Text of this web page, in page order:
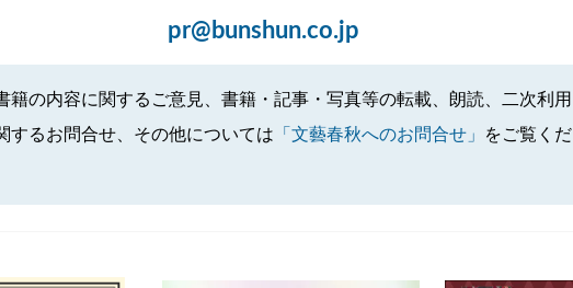
pr@bunshun.co.jp
籍の内容に関するご意見、書籍・記事・写真等の転載、朗読、二次利用
するお問合せ、その他については 「文藝春秋へのお問合せ」
をご覧くだ